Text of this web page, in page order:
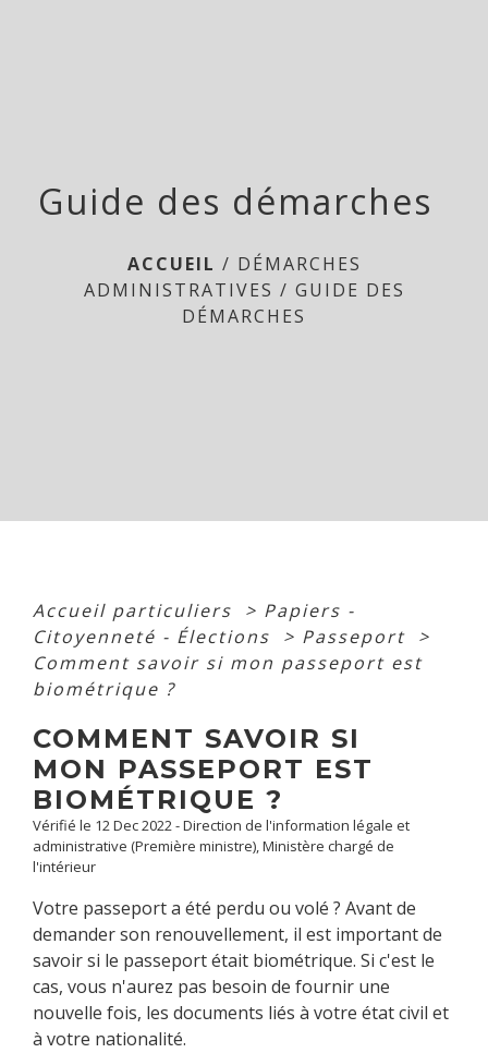
Guide des démarches
ACCUEIL / DÉMARCHES
ADMINISTRATIVES / GUIDE DES
DÉMARCHES
Accueil particuliers > Papiers -
Citoyenneté - Élections
> Passeport >
Comment savoir si mon passeport est
biométrique ?
COMMENT SAVOIR SI
MON PASSEPORT EST
BIOMÉTRIQUE ?
Vérifié le 12 Dec 2022 - Direction de l'information légale et
administrative (Première ministre), Ministère chargé de
l'intérieur
Votre passeport a été perdu ou volé ? Avant de
demander son renouvellement, il est important de
savoir si le passeport était biométrique. Si c'est le
cas, vous n'aurez pas besoin de fournir une
nouvelle fois, les documents liés à votre état civil et
à votre nationalité.